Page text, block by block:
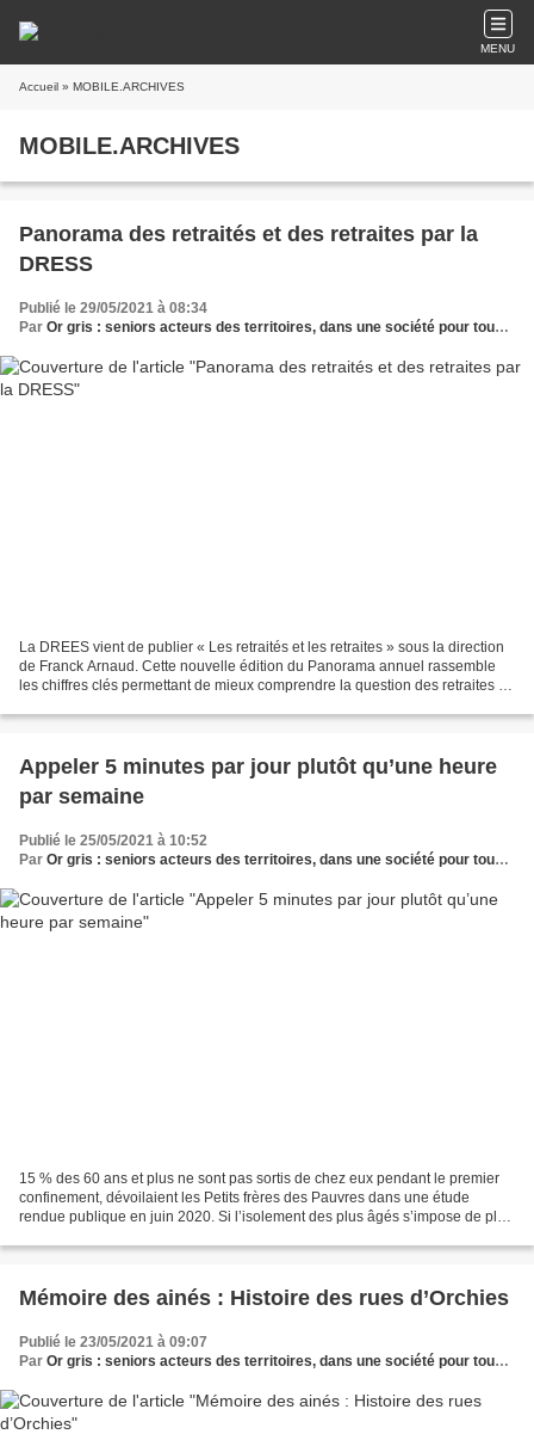
MENU
Accueil » MOBILE.ARCHIVES
MOBILE.ARCHIVES
Panorama des retraités et des retraites par la
DRESS
Publié le 29/05/2021 à 08:34
Par Or gris : seniors acteurs des territoires, dans une société pour tous les âges
La DREES vient de publier « Les retraités et les retraites » sous la direction
de Franck Arnaud. Cette nouvelle édition du Panorama annuel rassemble
les chiffres clés permettant de mieux comprendre la question des retraites et
Appeler 5 minutes par jour plutôt qu’une heure
par semaine
Publié le 25/05/2021 à 10:52
Par Or gris : seniors acteurs des territoires, dans une société pour tous les âges
15 % des 60 ans et plus ne sont pas sortis de chez eux pendant le premier
confinement, dévoilaient les Petits frères des Pauvres dans une étude
rendue publique en juin 2020. Si l’isolement des plus âgés s’impose de plus
Mémoire des ainés : Histoire des rues d’Orchies
Publié le 23/05/2021 à 09:07
Par Or gris : seniors acteurs des territoires, dans une société pour tous les âges